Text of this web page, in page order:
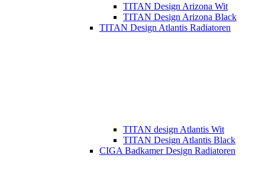
TITAN Design Arizona Wit
TITAN Design Arizona Black
TITAN Design Atlantis Radiatoren
TITAN design Atlantis Wit
TITAN Design Atlantis Black
CIGA Badkamer Design Radiatoren